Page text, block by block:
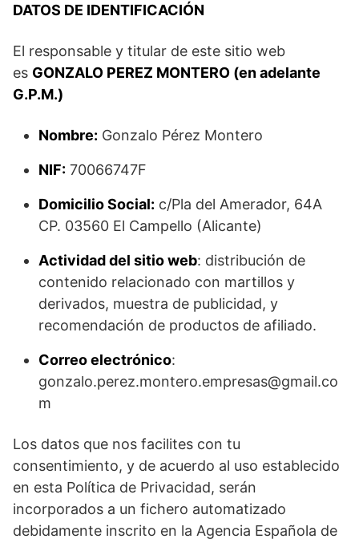
DATOS DE IDENTIFICACIÓN
El responsable y titular de este sitio web
es GONZALO PEREZ MONTERO (en adelante
G.P.M.)
Nombre: Gonzalo Pérez Montero
NIF: 70066747F
Domicilio Social: c/Pla del Amerador, 64A
CP. 03560 El Campello (Alicante)
Actividad del sitio web: distribución de
contenido relacionado con martillos y
derivados, muestra de publicidad, y
recomendación de productos de afiliado.
Correo electrónico:
gonzalo.perez.montero.empresas@gmail.co
m
Los datos que nos facilites con tu
consentimiento, y de acuerdo al uso establecido
en esta Política de Privacidad, serán
incorporados a un fichero automatizado
debidamente inscrito en la Agencia Española de